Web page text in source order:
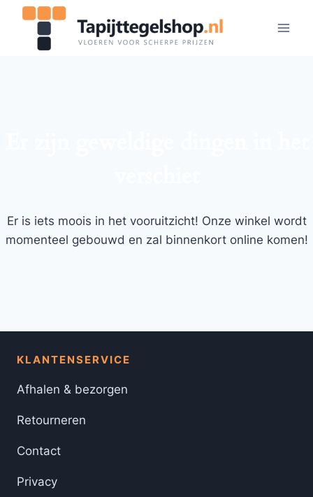
Doorgaan
inhoud
Er is iets moois in het vooruitzicht! Onze winkel wordt
momenteel gebouwd en zal binnenkort online komen!
KLANTENSERVICE
Afhalen & bezorgen
Retourneren
Contact
Privacy